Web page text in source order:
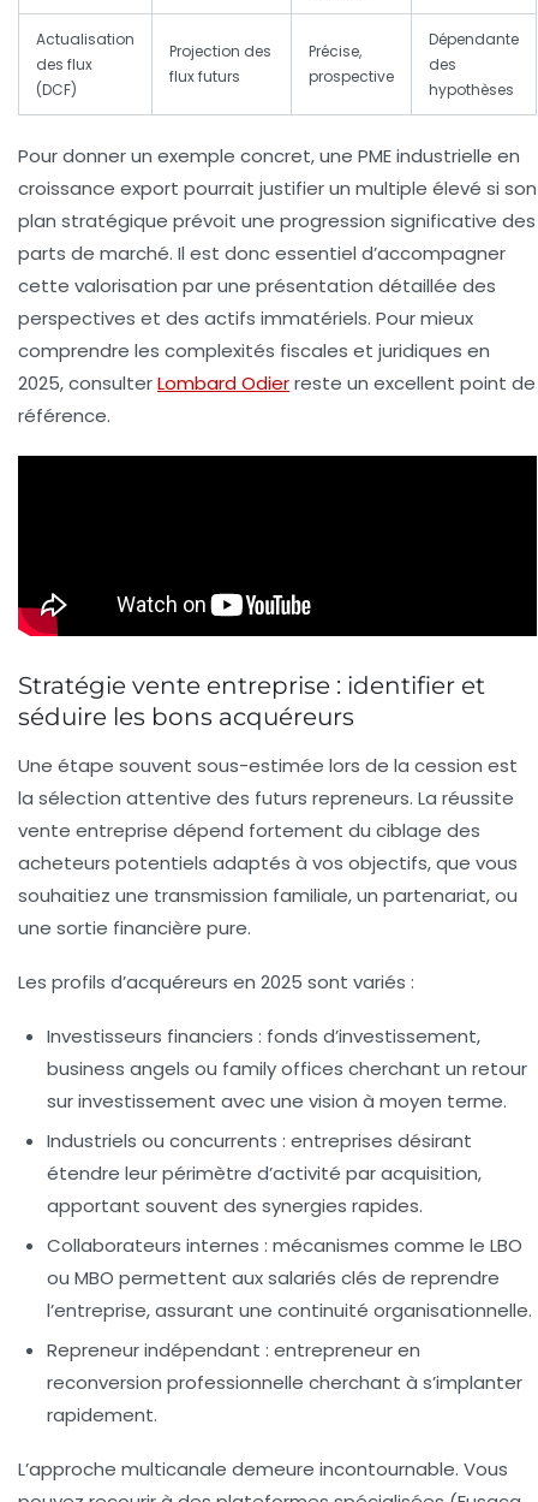
Actualisation
des flux
(DCF)
Projection des
flux futurs
Précise,
prospective
Dépendante
des
hypothèses
Pour donner un exemple concret, une PME industrielle en
croissance export pourrait justifier un multiple élevé si son
plan stratégique prévoit une progression significative des
parts de marché. Il est donc essentiel d’accompagner
cette valorisation par une présentation détaillée des
perspectives et des actifs immatériels. Pour mieux
comprendre les complexités fiscales et juridiques en
2025, consulterLombard Odierreste un excellent point de
référence.
Stratégie vente entreprise : identifier et
séduire les bons acquéreurs
Une étape souvent sous-estimée lors de la cession est
la sélection attentive des futurs repreneurs. La réussite
vente entreprise dépend fortement du ciblage des
acheteurs potentiels adaptés à vos objectifs, que vous
souhaitiez une transmission familiale, un partenariat, ou
une sortie financière pure.
Les profils d’acquéreurs en 2025 sont variés :
Investisseurs financiers : fonds d’investissement,
business angels ou family offices cherchant un retour
sur investissement avec une vision à moyen terme.
Industriels ou concurrents : entreprises désirant
étendre leur périmètre d’activité par acquisition,
apportant souvent des synergies rapides.
Collaborateurs internes : mécanismes comme le LBO
ou MBO permettent aux salariés clés de reprendre
l’entreprise, assurant une continuité organisationnelle.
Repreneur indépendant : entrepreneur en
reconversion professionnelle cherchant à s’implanter
rapidement.
L’approche multicanale demeure incontournable. Vous